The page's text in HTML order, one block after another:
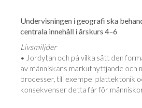
Undervisningen i geografi ska
centrala innehåll i årskurs 4–6
Livsmiljöer
• Jordytan och på vilka sätt den
av människans markutnyttjande och
processer, till exempel plattektonik
konsekvenser detta får för